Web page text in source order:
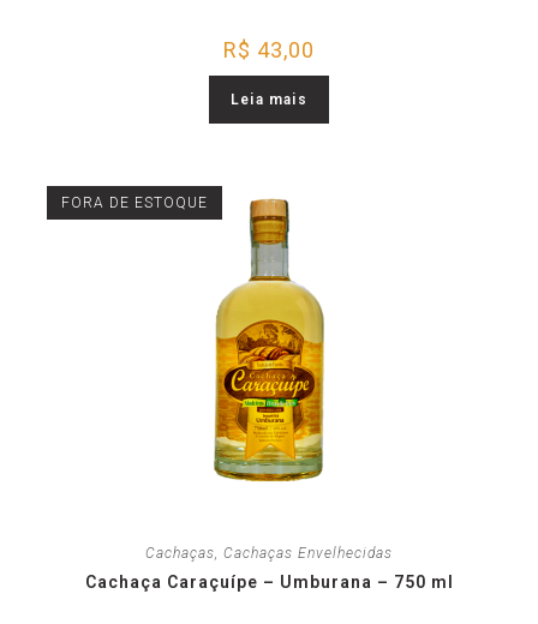
R$ 43,00
Leia mais
FORA DE ESTOQUE
Cachaças, Cachaças Envelhecidas
Cachaça Caraçuípe – Umburana – 750 ml